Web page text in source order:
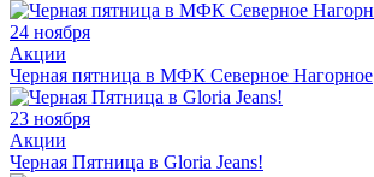
24 ноября
Акции
Черная пятница в МФК Северное Нагорное
23 ноября
Акции
Черная Пятница в Gloria Jeans!